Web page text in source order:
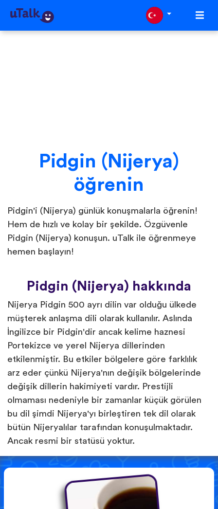
Pidgin (Nijerya)
öğrenin
Pidgin'i (Nijerya) günlük konuşmalarla öğrenin!
Hem de hızlı ve kolay bir şekilde. Özgüvenle
Pidgin (Nijerya) konuşun. uTalk ile öğrenmeye
hemen başlayın!
Pidgin (Nijerya) hakkında
Nijerya Pidgin 500 ayrı dilin var olduğu ülkede
müşterek anlaşma dili olarak kullanılır. Aslında
İngilizce bir Pidgin'dir ancak kelime haznesi
Portekizce ve yerel Nijerya dillerinden
etkilenmiştir. Bu etkiler bölgelere göre farklılık
arz eder çünkü Nijerya'nın değişik bölgelerinde
değişik dillerin hakimiyeti vardır. Prestijli
olmaması nedeniyle bir zamanlar küçük görülen
bu dil şimdi Nijerya'yı birleştiren tek dil olarak
bütün Nijeryalılar tarafından konuşulmaktadır.
Ancak resmi bir statüsü yoktur.